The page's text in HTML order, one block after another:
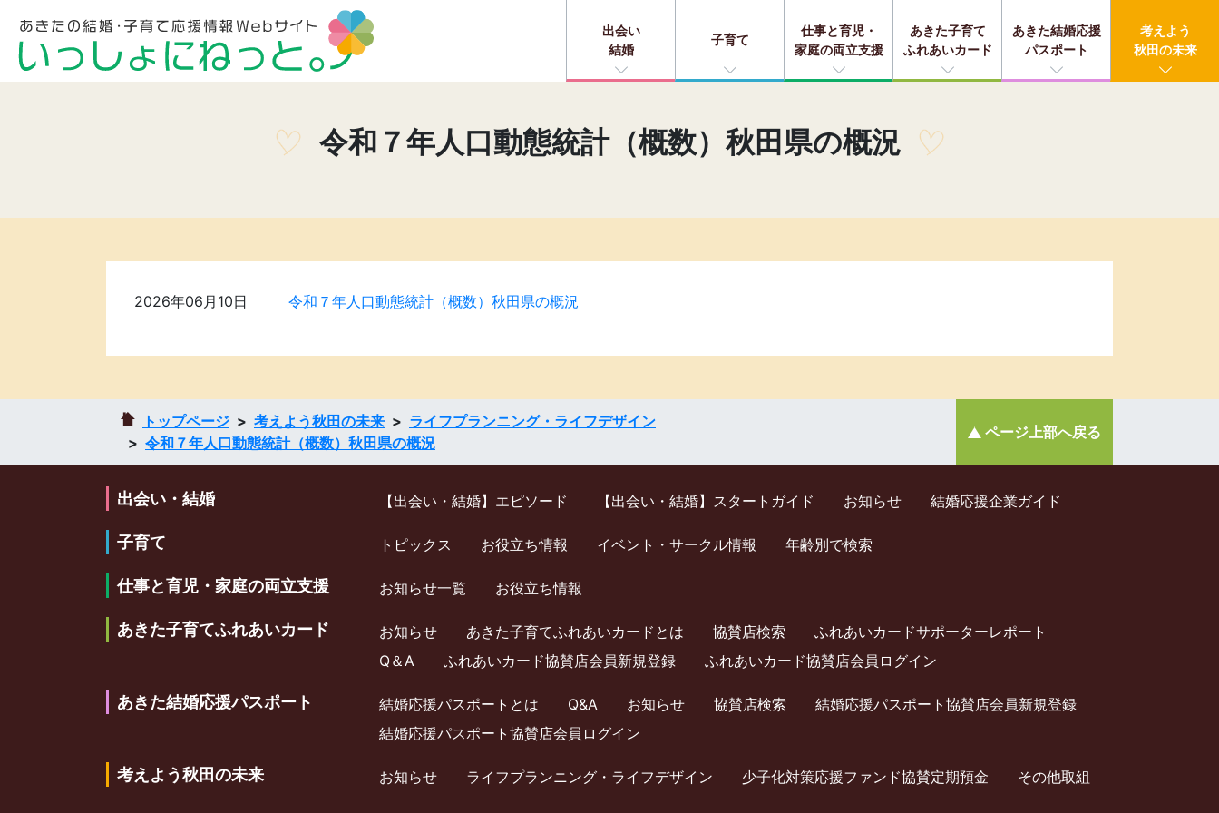
出会い
結婚
子育て
仕事と育児・
家庭の両立支援
あきた子育て
ふれあいカード
あきた結婚応援
パスポート
考えよう
秋田の未来
令和７年人口動態統計（概数）秋田県の概況
2026年06月10日 令和７年人口動態統計（概数）秋田県の概況
トップページ 考えよう秋田の未来
ライフプランニング・ライフデザイン
令和７年人口動態統計（概数）秋田県の概況
ページ上部へ戻る
出会い・結婚 【出会い・結婚】エピソード 【出会い・結婚】スタートガイド お知らせ 結婚応援企業ガイド
子育て トピックス お役立ち情報 イベント・サークル情報 年齢別で検索
仕事と育児・家庭の両立支援 お知らせ一覧 お役立ち情報
あきた子育てふれあいカード お知らせ あきた子育てふれあいカードとは 協賛店検索
ふれあいカードサポーターレポート
Q＆A
ふれあいカード協賛店会員新規登録 ふれあいカード協賛店会員ログイン
あきた結婚応援パスポート 結婚応援パスポートとは Q&A お知らせ 協賛店検索
結婚応援パスポート協賛店会員新規登録
結婚応援パスポート協賛店会員ログイン
考えよう秋田の未来 お知らせ ライフプランニング・ライフデザイン 少⼦化対策応援ファンド協賛定期預⾦ その他取組